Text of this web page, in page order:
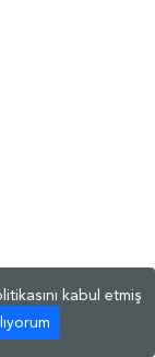
kabul etmiş